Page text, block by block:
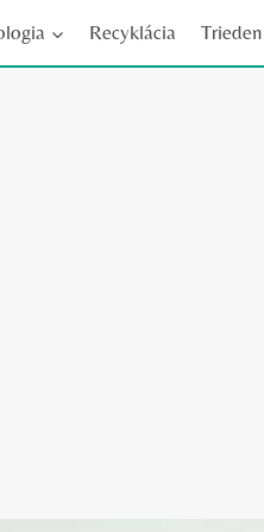
Recyklácia